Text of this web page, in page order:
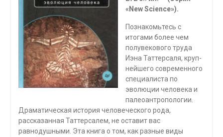
«New Science»).
Познакомьтесь с
итогами более чем
полувекового труда
Иэна Таттерсаля, круп­
нейшего современного
специалиста по
эволюции человека и
палеоантропологии.
Драматическая история человеческого рода,
рассказанная Таттерсалем, не оставит вас
равнодушными. Эта книга о том, как разные виды